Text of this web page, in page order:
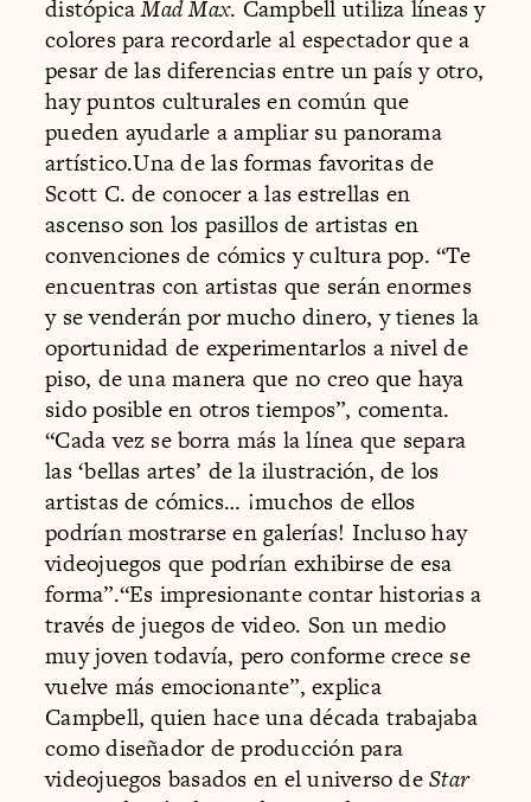
distópicaMad Max. Campbell utiliza líneas y
colores para recordarle al espectador que a
pesar de las diferencias entre un país y otro,
hay puntos culturales en común que
pueden ayudarle a ampliar su panorama
artístico.Una de las formas favoritas de
Scott C. de conocer a las estrellas en
ascenso son los pasillos de artistas en
convenciones de cómics y cultura pop. “Te
encuentras con artistas que serán enormes
y se venderán por mucho dinero, y tienes la
oportunidad de experimentarlos a nivel de
piso, de una manera que no creo que haya
sido posible en otros tiempos”, comenta.
“Cada vez se borra más la línea que separa
las ‘bellas artes’ de la ilustración, de los
artistas de cómics… ¡muchos de ellos
podrían mostrarse en galerías! Incluso hay
videojuegos que podrían exhibirse de esa
forma”.“Es impresionante contar historias a
través de juegos de video. Son un medio
muy joven todavía, pero conforme crece se
vuelve más emocionante”, explica
Campbell, quien hace una década trabajaba
como diseñador de producción para
videojuegos basados en el universo deStar